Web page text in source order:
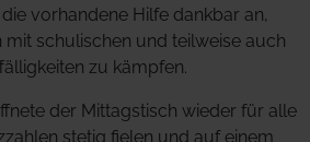
vorhandene Hilfe dankbar an,
mit schulischen und teilweise auch
zu kämpfen.
der Mittagstisch wieder für alle
stetig fielen und auf einem